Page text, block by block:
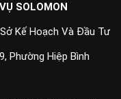
SOLOMON
Kế Hoạch Và Đầu Tư
Phường Hiệp Bình